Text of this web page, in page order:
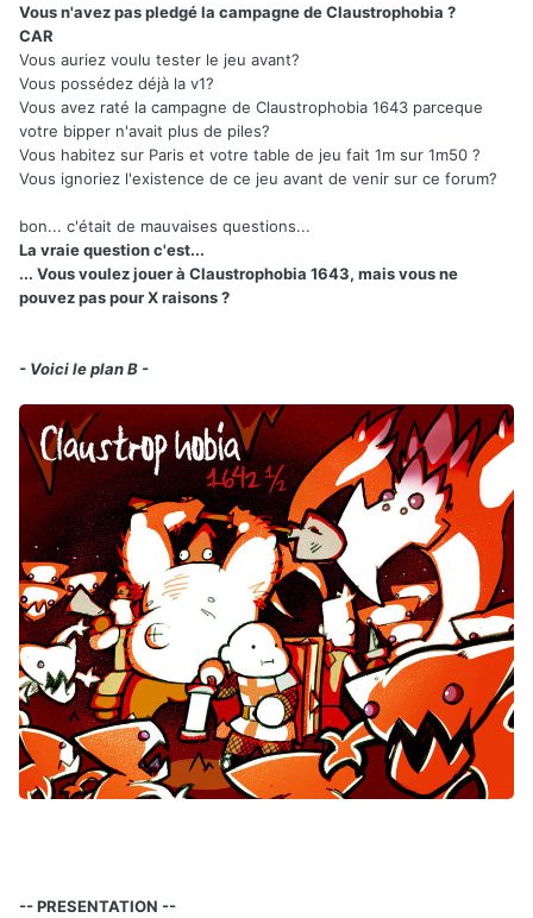
Vous n'avez pas pledgé la campagne de Claustrophobia ?
CAR
Vous auriez voulu tester le jeu avant?
Vous possédez déjà la v1?
Vous avez raté la campagne de Claustrophobia 1643 parceque
votre bipper n'avait plus de piles?
Vous habitez sur Paris et votre table de jeu fait 1m sur 1m50 ?
Vous ignoriez l'existence de ce jeu avant de venir sur ce forum?
bon... c'était de mauvaises questions...
La vraie question c'est...
... Vous voulez jouer à Claustrophobia 1643, mais vous ne
pouvez pas pour X raisons ?
- Voici le plan B -
-- PRESENTATION --